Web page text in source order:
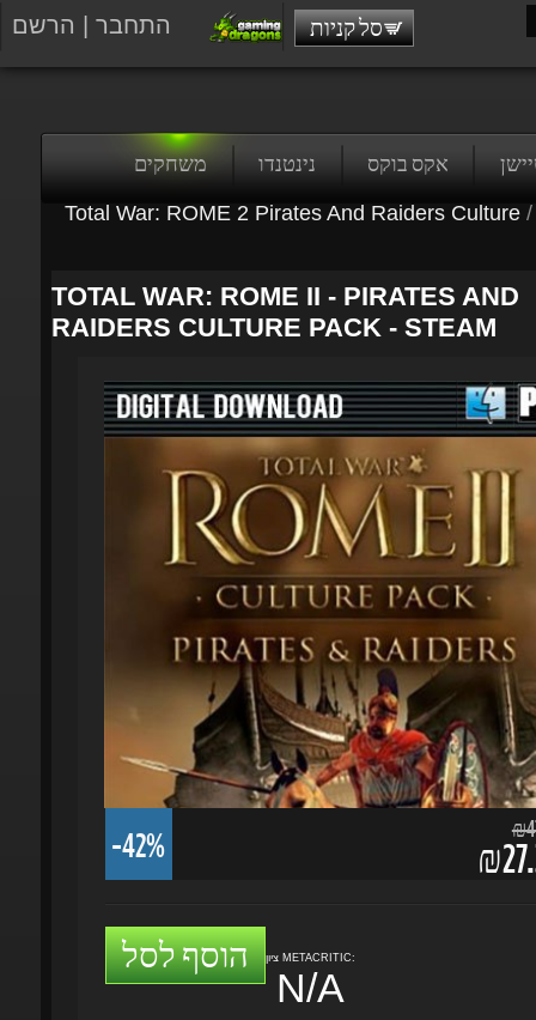
התחבר הרשם סל קניות
אקס בוקס נינטנדו משחקים
/
Total War: ROME 2 Pirates And Raiders Culture
TOTAL WAR: ROME II - PIRATES AND
RAIDERS CULTURE PACK - STEAM
-42%
הוסף לסל
N/A